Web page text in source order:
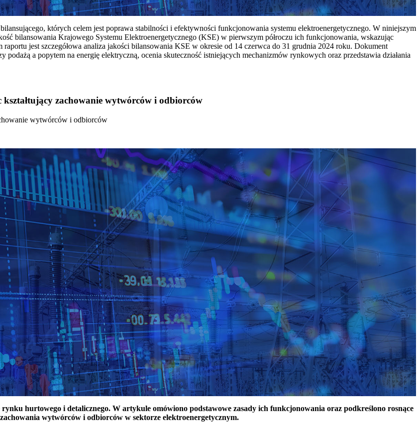
których celem jest poprawa stabilności i efektywności funkcjonowania systemu elektroenergetycznego. W niniejszym
bilansowania Krajowego Systemu Elektroenergetycznego (KSE) w pierwszym półroczu ich funkcjonowania, wskazując
jest szczegółowa analiza jakości bilansowania KSE w okresie od 14 czerwca do 31 grudnia 2024 roku. Dokument
a popytem na energię elektryczną, ocenia skuteczność istniejących mechanizmów rynkowych oraz przedstawia działania
zachowanie wytwórców i odbiorców
wytwórców i odbiorców
hurtowego i detalicznego. W artykule omówiono podstawowe zasady ich funkcjonowania oraz podkreślono rosnące
wytwórców i odbiorców w sektorze elektroenergetycznym.